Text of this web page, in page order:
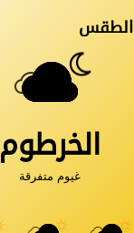
الطقس
الخرطوم
غيوم متفرقة